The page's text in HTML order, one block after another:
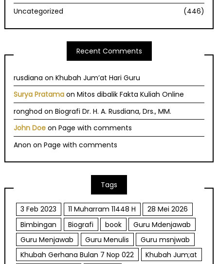
Uncategorized
(446)
Recent Comments
rusdiana onKhubah Jum’at Hari Guru
Surya Pratama onMitos dibalik Fakta Kuliah Online
ronghod onBiografi Dr. H. A. Rusdiana, Drs., MM.
John Doe onPage with comments
Anon onPage with comments
Tags
3 Feb 2023 11 Muharram 11448 H
28 Mei 2026
Bimbingan
Biografi book
Guru Mdenjawab
Guru Menjawab
Guru Menulis
Guru msnjwab
Khubah Gerhana Bulan 7 Nop 022
Khubah Jum;at